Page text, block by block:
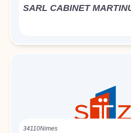
SARL CABINET
34110Nimes